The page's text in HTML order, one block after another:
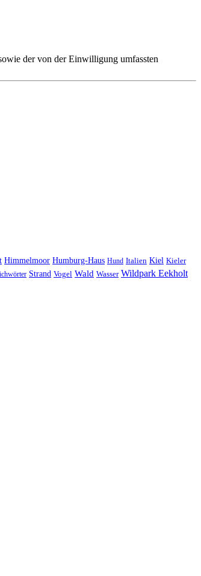
der von der Einwilligung umfassten
Himmelmoor Humburg-Haus Hund Italien Kiel Kieler
Strand Vogel Wald Wasser Wildpark Eekholt